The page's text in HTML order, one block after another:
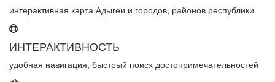
интерактивная карта Адыгеи и городов, районов республики
ИНТЕРАКТИВНОСТЬ
удобная навигация, быстрый поисх достопримечательностей